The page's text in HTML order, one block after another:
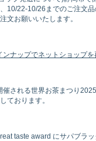
10/22-10/26までのご注文
文お願いいたします。
ナップでネットショップを
される世界お茶まつり
ております。
taste award にサパブラ